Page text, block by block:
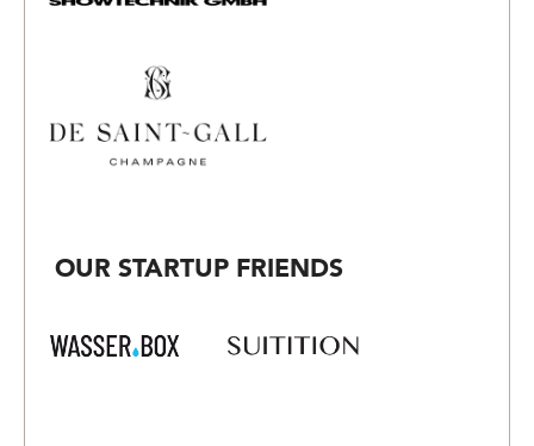
OUR STARTUP FRIENDS